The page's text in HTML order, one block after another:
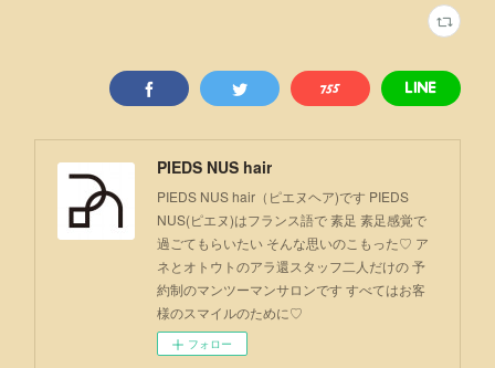
PIEDS NUS hair
PIEDS NUS hair（ピエヌヘア)です PIEDS
NUS(ピエヌ)はフランス語で 素足 素足感覚で
過ごてもらいたい そんな思いのこもった♡ ア
ネとオトウトのアラ還スタッフ二人だけの 予
約制のマンツーマンサロンです すべてはお客
様のスマイルのために♡
フォロー